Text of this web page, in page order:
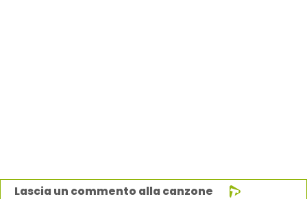
Lascia un commento alla canzone